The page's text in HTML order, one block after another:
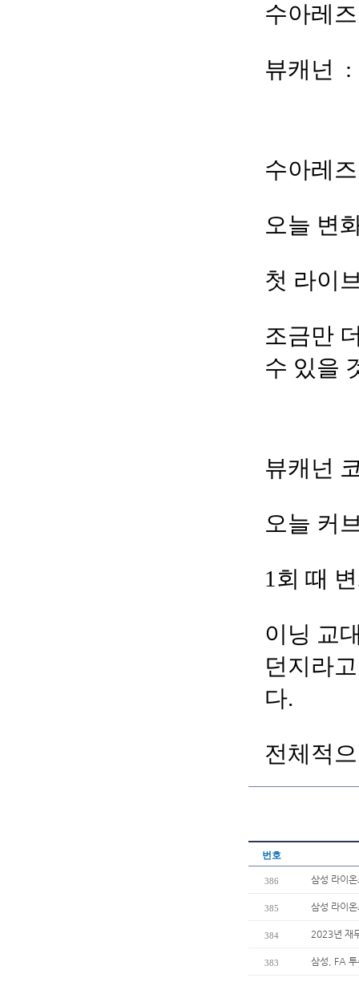
수아레
뷰캐넌 :
수아레
오늘 변
첫 라이
조금만
수 있을
뷰캐넌
오늘 커
1회 때
이닝 교
던지라
다.
전체적
번호
386 삼성 라이
385 삼성 라이
384 2023년 재
383 삼성, FA